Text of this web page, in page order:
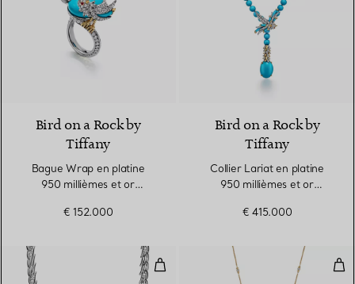
Bird on a Rock by
Tiffany
Bague Wrap en platine
950 millièmes et or
diamants
€ 152.000
Bird on a Rock by
Tiffany
Collier Lariat en platine
950 millièmes et or
€ 415.000
Collier pavé Wings en platine